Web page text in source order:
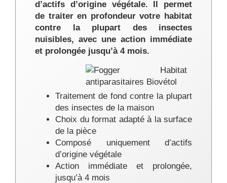
d’actifs d’origine végétale. Il permet
de traiter en profondeur votre habitat
contre la plupart des insectes
nuisibles, avec une action immédiate
et prolongée jusqu’à 4 mois.
Traitement de fond contre la plupart
des insectes de la maison
Choix du format adapté à la surface
de la pièce
Composé uniquement d’actifs
d’origine végétale
Action immédiate et prolongée,
jusqu’à 4 mois